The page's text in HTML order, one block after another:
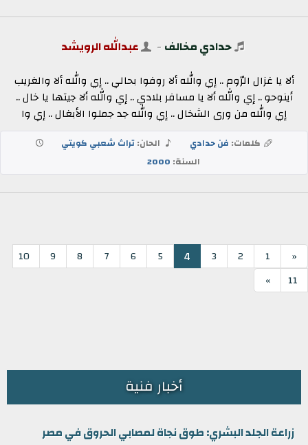
حدادي مخالف - عبدالله الرويشد
ألا يا غزال الرّوم .. إي والله ألا روفوا بحالي .. إي والله ألا والغريب
أينوحو .. إي والله ألا يا مسافر بلادي .. إي والله ألا جيتها يا خال ..
إي والله من ورى الشخال .. إي والله جد جملوا الأبغال .. إي وا
كلمات: فن حدادي الحان:تراث شعبي كويتي
السنة: 2000
«
1
2
3
4
5
6
7
8
9
10
11
»
أخبار فنية
زراعة الجلد البشري: طوق نجاة لمصابي الحروق في مصر